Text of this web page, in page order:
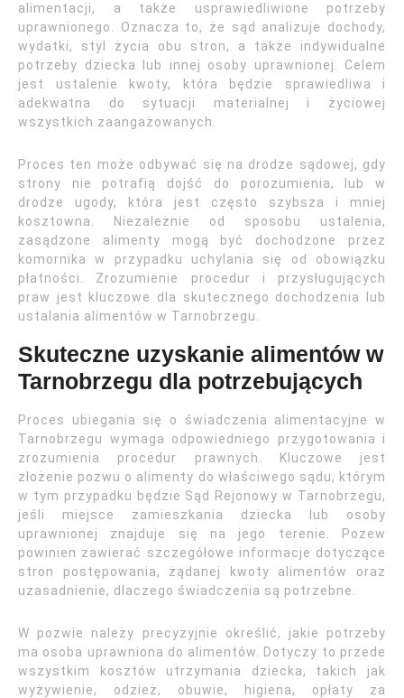
alimentacji, a także usprawiedliwione potrzeby
uprawnionego. Oznacza to, że sąd analizuje dochody,
wydatki, styl życia obu stron, a także indywidualne
potrzeby dziecka lub innej osoby uprawnionej. Celem
jest ustalenie kwoty, która będzie sprawiedliwa i
adekwatna do sytuacji materialnej i życiowej
wszystkich zaangażowanych.
Proces ten może odbywać się na drodze sądowej, gdy
strony nie potrafią dojść do porozumienia, lub w
drodze ugody, która jest często szybsza i mniej
kosztowna. Niezależnie od sposobu ustalenia,
zasądzone alimenty mogą być dochodzone przez
komornika w przypadku uchylania się od obowiązku
płatności. Zrozumienie procedur i przysługujących
praw jest kluczowe dla skutecznego dochodzenia lub
ustalania alimentów w Tarnobrzegu.
Skuteczne uzyskanie alimentów w
Tarnobrzegu dla potrzebujących
Proces ubiegania się o świadczenia alimentacyjne w
Tarnobrzegu wymaga odpowiedniego przygotowania i
zrozumienia procedur prawnych. Kluczowe jest
złożenie pozwu o alimenty do właściwego sądu, którym
w tym przypadku będzie Sąd Rejonowy w Tarnobrzegu,
jeśli miejsce zamieszkania dziecka lub osoby
uprawnionej znajduje się na jego terenie. Pozew
powinien zawierać szczegółowe informacje dotyczące
stron postępowania, żądanej kwoty alimentów oraz
uzasadnienie, dlaczego świadczenia są potrzebne.
W pozwie należy precyzyjnie określić, jakie potrzeby
ma osoba uprawniona do alimentów. Dotyczy to przede
wszystkim kosztów utrzymania dziecka, takich jak
wyżywienie, odzież, obuwie, higiena, opłaty za